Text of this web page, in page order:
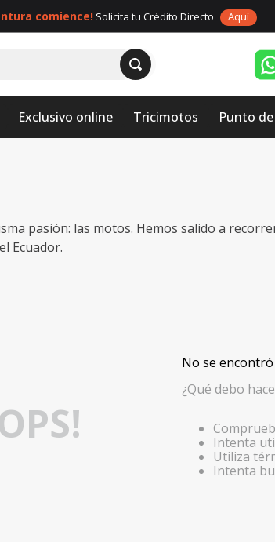
comience!Solicita tu Crédito Directo Aquí
Exclusivo online Tricimotos Punto
pasión: las motos. Hemos salido a
Ecuador.
No se
¿Qué debo
Intenta
Utiliza
Intenta